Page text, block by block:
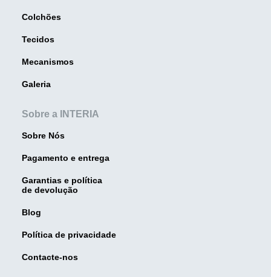
Colchões
Tecidos
Mecanismos
Galeria
Sobre a INTERIA
Sobre Nós
Pagamento e entrega
Garantias e política
de devolução
Blog
Política de privacidade
Contacte-nos